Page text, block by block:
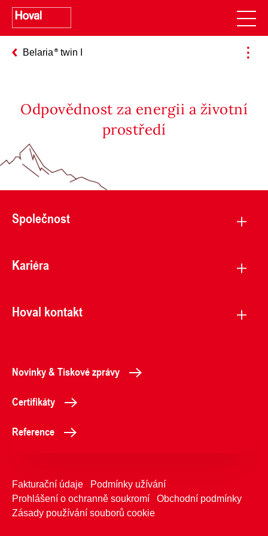
Belaria twin I
Odpovědnost za energii a životní
prostředí
Společnost
Kariéra
Hoval kontakt
Novinky & Tiskové zprávy
Certifikáty
Reference
Fakturační údaje
Podmínky užívání
Prohlášení o ochranně soukromí
Obchodní podmínky
Zásady používání souborů cookie